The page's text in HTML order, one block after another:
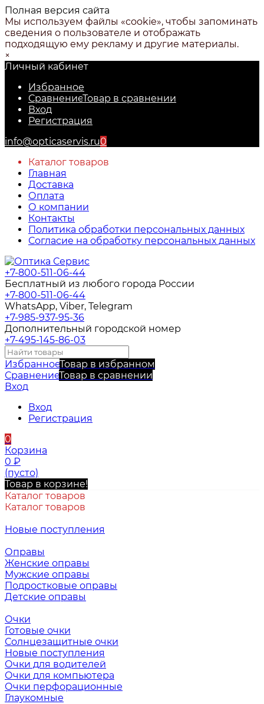
Полная версия сайта
Мы используем файлы «cookie», чтобы запоминать
сведения о пользователе и отображать
подходящую ему рекламу и другие материалы.
×
Личный кабинет
Избранное
СравнениеТовар в сравнении
Вход
Регистрация
info@opticaservis.ru0
Каталог товаров
Главная
Доставка
Оплата
О компании
Контакты
Политика обработки персональных данных
Согласие на обработку персональных данных
+7-800-511-06-44
Бесплатный из любого города России
+7-800-511-06-44
WhatsApp, Viber, Telegram
+7-985-937-95-36
Дополнительный городской номер
+7-495-145-86-03
ИзбранноеТовар в избранном
СравнениеТовар в сравнении
Вход
Вход
Регистрация
0
Корзина
0 ₽
(пусто)
Товар в корзине!
Каталог товаров
Каталог товаров
Новые поступления
Оправы
Женские оправы
Мужские оправы
Подростковые оправы
Детские оправы
Очки
Готовые очки
Солнцезащитные очки
Новые поступления
Очки для водителей
Очки для компьютера
Очки перфорационные
Глаукомные